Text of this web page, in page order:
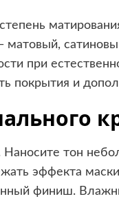
при
покрытия и
Наносите тон
эффекта
финиш.